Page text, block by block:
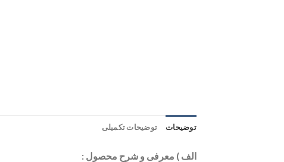
توضیحات توضیحات تکمیلی
الف ) معرفی و شرح محصول :